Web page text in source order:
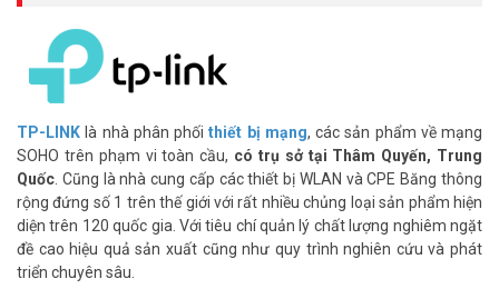
– Chứng chỉ: FCC, CE, RoHS
– Xuất xứ Trung Quốc
– Bảo hành: 24 tháng
Hỏi Đáp Thường Gặp – (FAQ)
TX20U Nano dùng USB 2.0 có ảnh hưởng đến
tốc độ Wi-Fi 6 không?
USB 2.0 đạt tối đa 480 Mbps, thấp hơn tốc độ lý thuyết của
AX1800. Tốc độ thực tế sẽ bị giới hạn bởi băng thông USB 2.0,
không đạt tối đa như TX20U dùng USB 3.0.
TP-LINK là nhà phân phốithiết bị mạng, các sản phẩm về mạng
SOHO trên phạm vi toàn cầu, có trụ sở tại Thâm Quyến, Trung
Quốc . Cũng là nhà cung cấp các thiết bị WLAN và CPE Băng thông
rộng đứng số 1 trên thế giới với rất nhiều chủng loại sản phẩm hiện
diện trên 120 quốc gia. Với tiêu chí quản lý chất lượng nghiêm ngặt
đề cao hiệu quả sản xuất cũng như quy trình nghiên cứu và phát
triển chuyên sâu.